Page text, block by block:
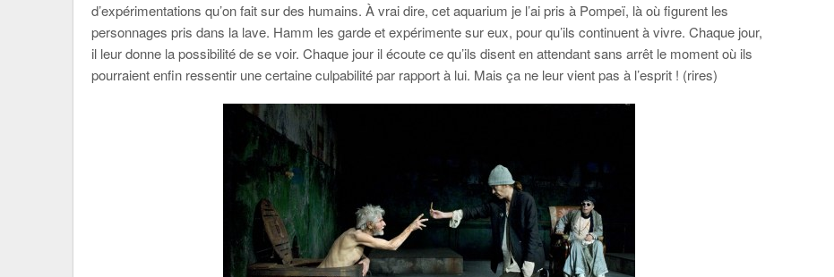
d’expérimentations qu’on fait sur des humains. À vrai dire, cet aquarium je l’ai pris à Pompeï, là où figurent les
personnages pris dans la lave. Hamm les garde et expérimente sur eux, pour qu’ils continuent à vivre. Chaque jour,
il leur donne la possibilité de se voir. Chaque jour il écoute ce qu’ils disent en attendant sans arrêt le moment où ils
pourraient enfin ressentir une certaine culpabilité par rapport à lui. Mais ça ne leur vient pas à l’esprit ! (rires)